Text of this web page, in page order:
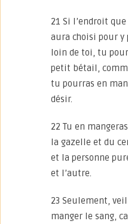
21 Si l’endroit
aura choisi pour y
loin de toi, tu
petit bétail,
tu pourras en
désir.
22 Tu en
la gazelle et du
et la personne
et l’autre.
23 Seulement,
manger le sang,